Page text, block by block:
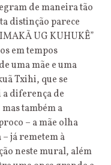
de maneira tão
distinção parece
UG KUHUKÊ”
em tempos
uma mãe e uma
Txihi, que se
diferença de
também a
– a mãe olha
já remetem à
neste mural, além